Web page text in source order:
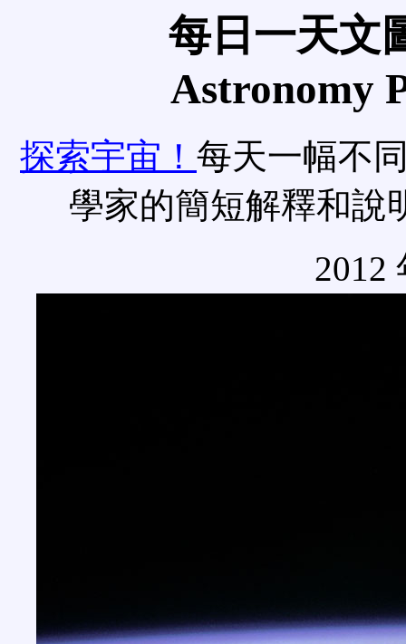
每日一天文
Astronomy
探索宇宙！ 每天一幅不
學家的簡短解釋和說
2012